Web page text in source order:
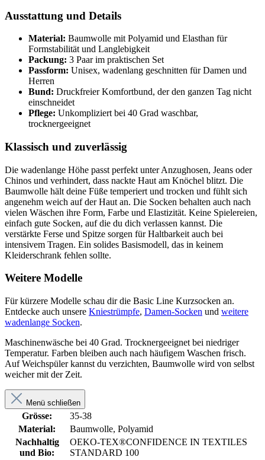
Ausstattung und Details
Material: Baumwolle mit Polyamid und Elasthan für
Formstabilität und Langlebigkeit
Packung: 3 Paar im praktischen Set
Passform: Unisex, wadenlang geschnitten für Damen und
Herren
Bund: Druckfreier Komfortbund, der den ganzen Tag nicht
einschneidet
Pflege: Unkompliziert bei 40 Grad waschbar,
trocknergeeignet
Klassisch und zuverlässig
Die wadenlange Höhe passt perfekt unter Anzughosen, Jeans oder
Chinos und verhindert, dass nackte Haut am Knöchel blitzt. Die
Baumwolle hält deine Füße temperiert und trocken und fühlt sich
angenehm weich auf der Haut an. Die Socken behalten auch nach
vielen Wäschen ihre Form, Farbe und Elastizität. Keine Spielereien,
einfach gute Socken, auf die du dich verlassen kannst. Die
verstärkte Ferse und Spitze sorgen für Haltbarkeit auch bei
intensivem Tragen. Ein solides Basismodell, das in keinem
Kleiderschrank fehlen sollte.
Weitere Modelle
Für kürzere Modelle schau dir die Basic Line Kurzsocken an.
Entdecke auch unsere Kniestrümpfe, Damen-Socken und weitere
wadenlange Socken.
Maschinenwäsche bei 40 Grad. Trocknergeeignet bei niedriger
Temperatur. Farben bleiben auch nach häufigem Waschen frisch.
Auf Weichspüler kannst du verzichten, Baumwolle wird von selbst
weicher mit der Zeit.
Menü schließen
Grösse:
35-38
Material:
Baumwolle, Polyamid
Nachhaltig
und Bio:
OEKO-TEX®CONFIDENCE IN TEXTILES
STANDARD 100